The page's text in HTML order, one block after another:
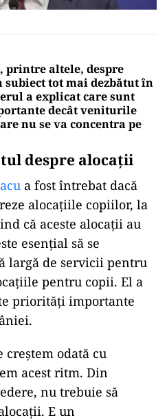
printre altele, despre
tot mai dezbătut în
a explicat care sunt
decât veniturile
nu se va concentra pe
despre alocații
a fost întrebat dacă
alocațiile copiilor, la
că aceste alocații au
esențial să se
largă de servicii pentru
pentru copii. El a
priorități importante
creștem odată cu
acest ritm. Din
nu trebuie să
E un